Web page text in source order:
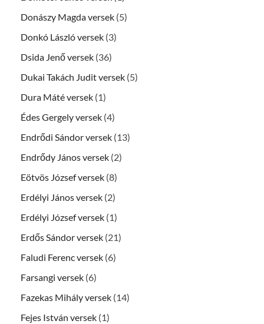
Donászy Magda versek (5)
Donkó László versek (3)
Dsida Jenő versek (36)
Dukai Takách Judit versek (5)
Dura Máté versek (1)
Édes Gergely versek (4)
Endrődi Sándor versek (13)
Endrődy János versek (2)
Eötvös József versek (8)
Erdélyi János versek (2)
Erdélyi József versek (1)
Erdős Sándor versek (21)
Faludi Ferenc versek (6)
Farsangi versek (6)
Fazekas Mihály versek (14)
Fejes István versek (1)